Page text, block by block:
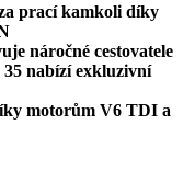
prací kamkoli díky
náročné cestovatele
nabízí exkluzivní
motorům V6 TDI a